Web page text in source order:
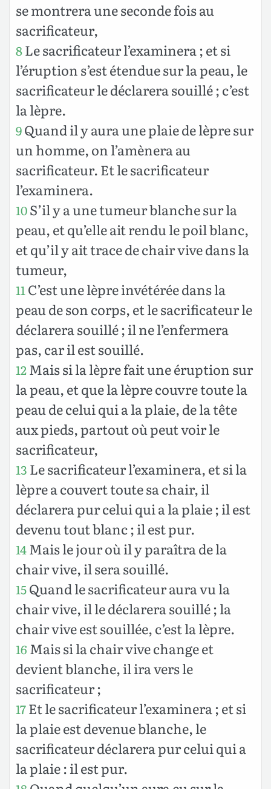
se montrera une seconde fois au
sacrificateur,
8Le sacrificateur l’examinera ; et si
l’éruption s’est étendue sur la peau, le
sacrificateur le déclarera souillé ; c’est
la lèpre.
9Quand il y aura une plaie de lèpre sur
un homme, on l’amènera au
sacrificateur. Et le sacrificateur
l’examinera.
10S’il y a une tumeur blanche sur la
peau, et qu’elle ait rendu le poil blanc,
et qu’il y ait trace de chair vive dans la
tumeur,
11 C’est une lèpre invétérée dans la
peau de son corps, et le sacrificateur le
déclarera souillé ; il ne l’enfermera
pas, car il est souillé.
12Mais si la lèpre fait une éruption sur
la peau, et que la lèpre couvre toute la
peau de celui qui a la plaie, de la tête
aux pieds, partout où peut voir le
sacrificateur,
13 Le sacrificateur l’examinera, et si la
lèpre a couvert toute sa chair, il
déclarera pur celui qui a la plaie ; il est
devenu tout blanc ; il est pur.
14Mais le jour où il y paraîtra de la
chair vive, il sera souillé.
15Quand le sacrificateur aura vu la
chair vive, il le déclarera souillé ; la
chair vive est souillée, c’est la lèpre.
16 Mais si la chair vive change et
devient blanche, il ira vers le
sacrificateur ;
17Et le sacrificateur l’examinera ; et si
la plaie est devenue blanche, le
sacrificateur déclarera pur celui qui a
la plaie : il est pur.